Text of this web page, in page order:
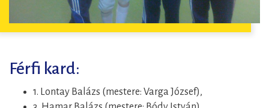
Férfi kard:
1. Lontay Balázs (mestere: Varga József),